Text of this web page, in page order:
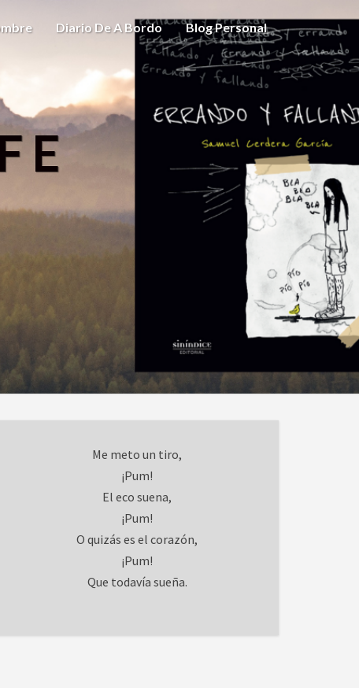
Diario De A Bordo Blog Personal
Me meto un tiro,
¡Pum!
El eco suena,
¡Pum!
O quizás es el corazón,
¡Pum!
Que todavía sueña.